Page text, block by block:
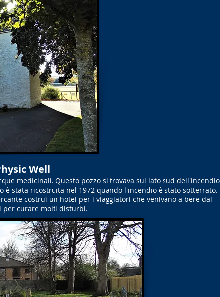
Well
medicinali. Questo pozzo si trovava sul lato sud dell'incendio
è stata ricostruita nel 1972 quando l'incendio è stato sotterrato.
costruì un hotel per i viaggiatori che venivano a bere dal
per curare molti disturbi.